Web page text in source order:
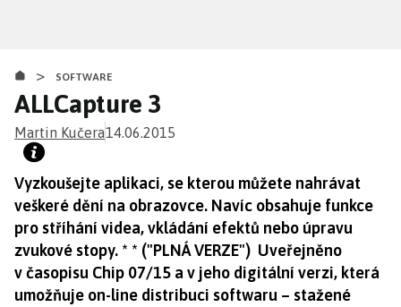
obsahu
> SOFTWARE
ALLCapture 3
Martin Kučera14.06.2015
Vyzkoušejte aplikaci, se kterou můžete nahrávat
veškeré dění na obrazovce. Navíc obsahuje funkce
pro stříhání videa, vkládání efektů nebo úpravu
zvukové stopy. * * ("PLNÁ VERZE") Uveřejněno
v časopisu Chip 07/15 a v jeho digitální verzi, která
umožňuje on-line distribuci softwaru – stažené